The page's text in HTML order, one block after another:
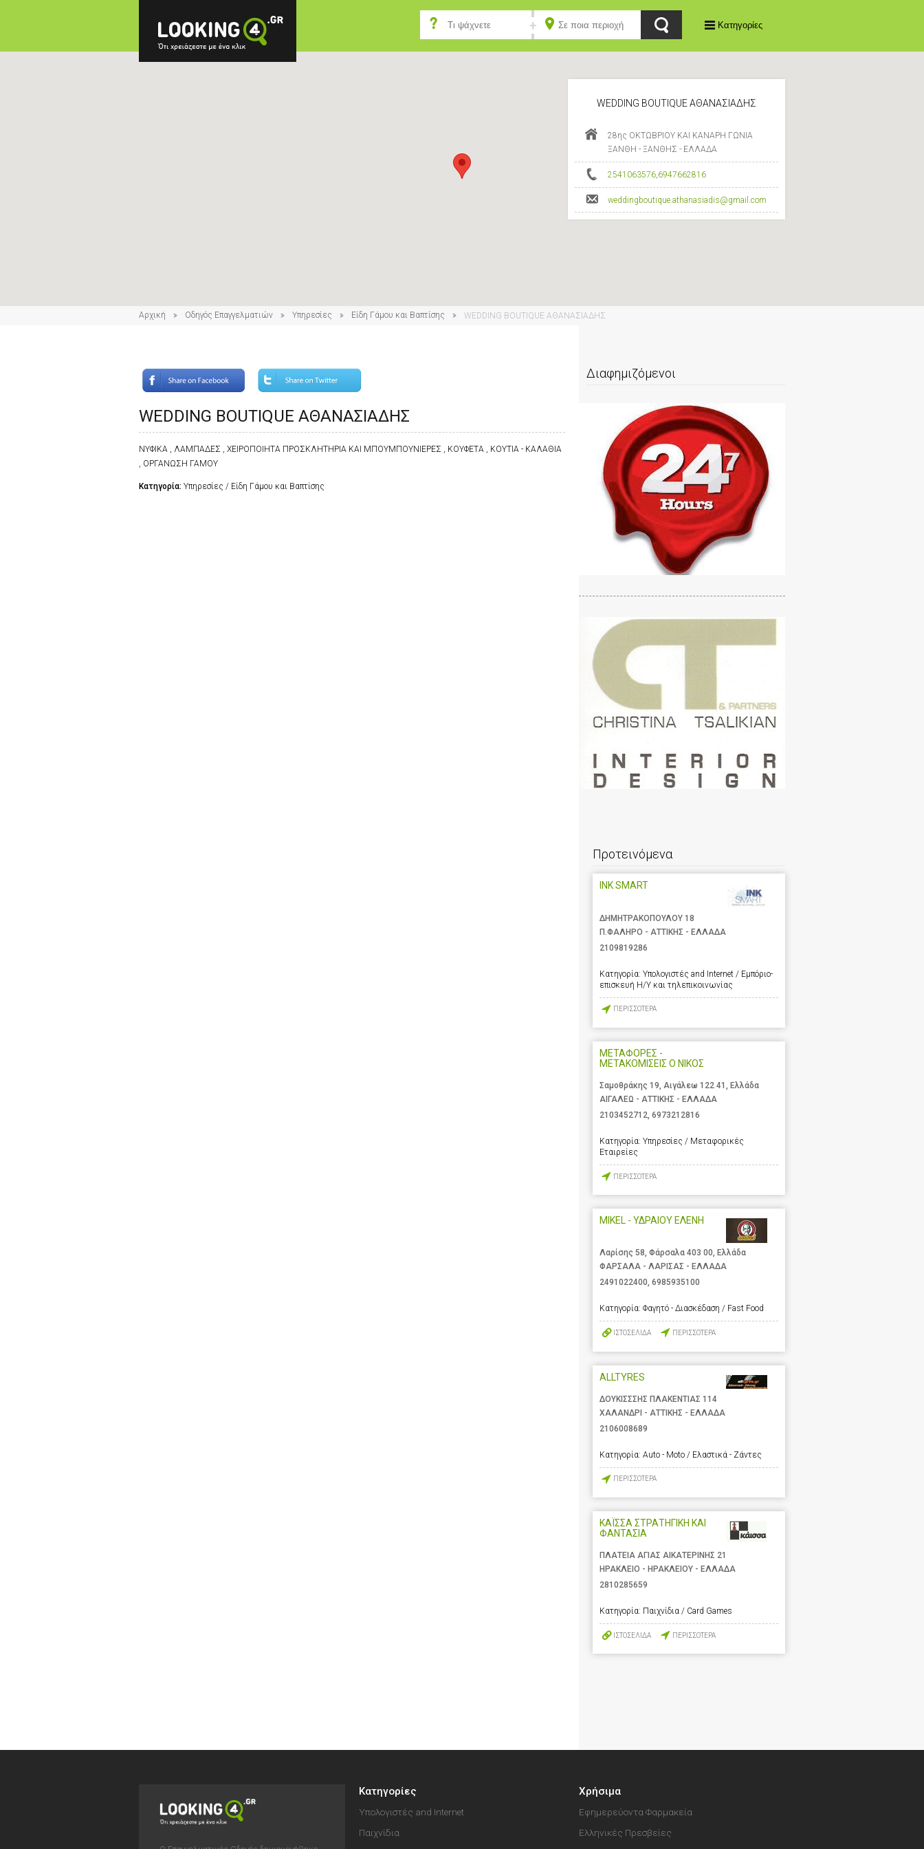
Κατηγορίες
WEDDING BOUTIQUE ΑΘΑΝΑΣΙΑΔΗΣ
28ης ΟΚΤΩΒΡΙΟΥ ΚΑΙ ΚΑΝΑΡΗ ΓΩΝΙΑ
ΞΑΝΘΗ - ΞΑΝΘΗΣ - ΕΛΛΑΔΑ
2541063576 6947662816
weddingboutique.athanasiadis@gmail.com
Αρχική Οδηγός Επαγγελματιών Υπηρεσίες Είδη Γάμου και Βαπτίσης WEDDING BOUTIQUE ΑΘΑΝΑΣΙΑΔΗΣ
WEDDING BOUTIQUE ΑΘΑΝΑΣΙΑΔΗΣ
ΝΥΦΙΚΑ , ΛΑΜΠΑΔΕΣ , ΧΕΙΡΟΠΟΙΗΤΑ ΠΡΟΣΚΛΗΤΗΡΙΑ ΚΑΙ ΜΠΟΥΜΠΟΥΝΙΕΡΕΣ , ΚΟΥΦΕΤΑ , ΚΟΥΤΙΑ - ΚΑΛΑΘΙΑ
, ΟΡΓΑΝΩΣΗ ΓΑΜΟΥ
Κατηγορία: Υπηρεσίες / Είδη Γάμου και Βαπτίσης
Διαφημιζόμενοι
Προτεινόμενα
INK SMART
ΔΗΜΗΤΡΑΚΟΠΟΥΛΟΥ 18
Π.ΦΑΛΗΡΟ - ΑΤΤΙΚΗΣ - ΕΛΛΑΔΑ
2109819286
Κατηγορία: Υπολογιστές and Internet / Εμπόριο-
επισκευή Η/Υ και τηλεπικοινωνίας
ΠΕΡΙΣΣΟΤΕΡΑ
ΜΕΤΑΦΟΡΕΣ -
ΜΕΤΑΚΟΜΙΣΕΙΣ Ο ΝΙΚΟΣ
Σαμοθράκης 19, Αιγάλεω 122 41, Ελλάδα
ΑΙΓΑΛΕΩ - ΑΤΤΙΚΗΣ - ΕΛΛΑΔΑ
2103452712, 6973212816
Κατηγορία: Υπηρεσίες / Μεταφορικές
Εταιρείες
ΠΕΡΙΣΣΟΤΕΡΑ
MIKEL - ΥΔΡΑΙΟΥ ΕΛΕΝΗ
Λαρίσης 58, Φάρσαλα 403 00, Ελλάδα
ΦΑΡΣΑΛΑ - ΛΑΡΙΣΑΣ - ΕΛΛΑΔΑ
2491022400, 6985935100
Κατηγορία: Φαγητό - Διασκέδαση / Fast Food
ΙΣΤΟΣΕΛΙΔΑ ΠΕΡΙΣΣΟΤΕΡΑ
ALLTYRES
ΔΟΥΚΙΣΣΣΗΣ ΠΛΑΚΕΝΤΙΑΣ 114
ΧΑΛΑΝΔΡΙ - ΑΤΤΙΚΗΣ - ΕΛΛΑΔΑ
2106008689
Κατηγορία: Auto - Moto / Ελαστικά - Ζάντες
ΠΕΡΙΣΣΟΤΕΡΑ
ΚΑΪΣΣΑ ΣΤΡΑΤΗΓΙΚΗ ΚΑΙ
ΦΑΝΤΑΣΙΑ
ΠΛΑΤΕΙΑ ΑΓΙΑΣ ΑΙΚΑΤΕΡΙΝΗΣ 21
ΗΡΑΚΛΕΙΟ - ΗΡΑΚΛΕΙΟΥ - ΕΛΛΑΔΑ
2810285659
Κατηγορία: Παιχνίδια / Card Games
ΙΣΤΟΣΕΛΙΔΑ ΠΕΡΙΣΣΟΤΕΡΑ
Κατηγορίες
Υπολογιστές and Internet
Παιχνίδια
Χρήσιμα
Εφημερεύοντα Φαρμακεία
Ελληνικές Πρεσβείες